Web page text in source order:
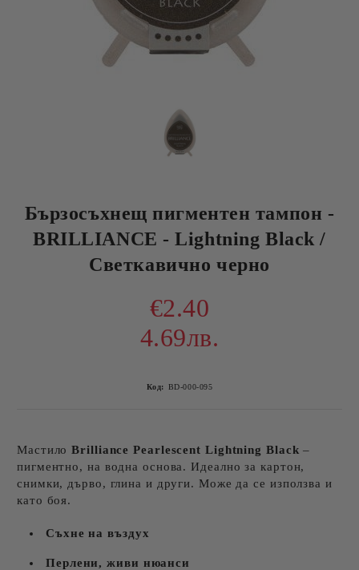
Бързосъхнещ пигментен тампон -
BRILLIANCE - Lightning Black /
Светкавично черно
€2.40
4.69лв.
Код: BD-000-095
Мастило Brilliance Pearlescent Lightning Black –
пигментно, на водна основа. Идеално за картон,
снимки, дърво, глина и други. Може да се използва и
като боя.
Съхне на въздух
Перлени, живи нюанси